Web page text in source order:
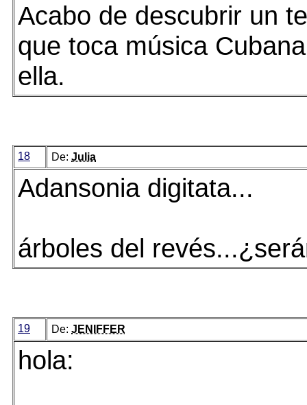
Acabo de descubrir un
que toca música
ella.
18 De: Julia
Adansonia digitata...
árboles del
19 De: JENIFFER
hola: